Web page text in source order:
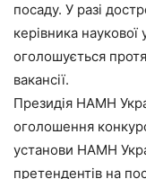
посаду. У разі
керівника
оголошується
вакансії.
Президія НАМН
оголошення
установи НАМН
претендентів на